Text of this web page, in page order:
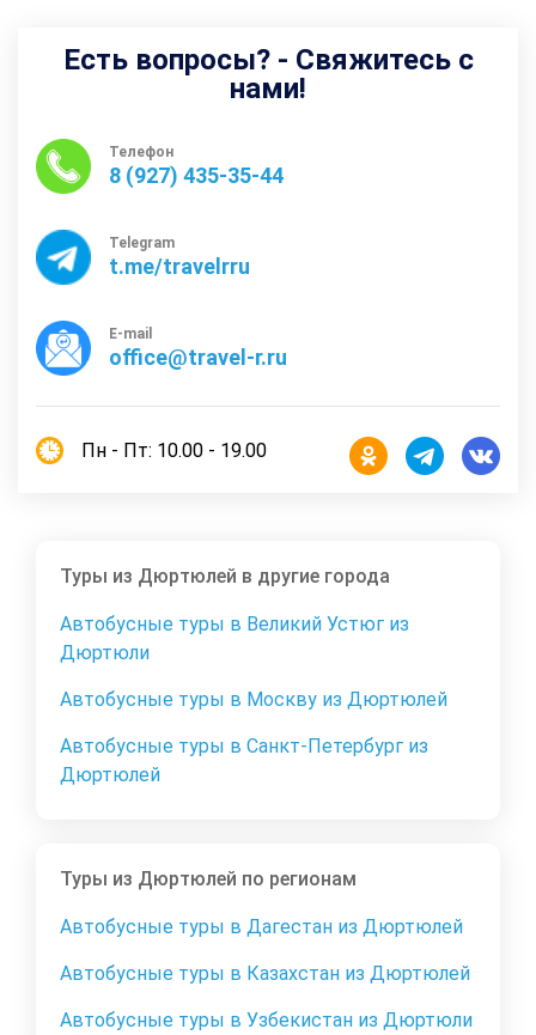
Есть вопросы? - Свяжитесь с
нами!
Телефон
8 (927) 435-35-44
Telegram
t.me/travelrru
E-mail
office@travel-r.ru
Пн - Пт: 10.00 - 19.00
Туры из Дюртюлей в другие города
Автобусные туры в Великий Устюг из
Дюртюли
Автобусные туры в Москву из Дюртюлей
Автобусные туры в Санкт-Петербург из
Дюртюлей
Туры из Дюртюлей по регионам
Автобусные туры в Дагестан из Дюртюлей
Автобусные туры в Казахстан из Дюртюлей
Автобусные туры в Узбекистан из Дюртюли